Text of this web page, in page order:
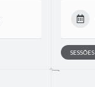
SESSÕES